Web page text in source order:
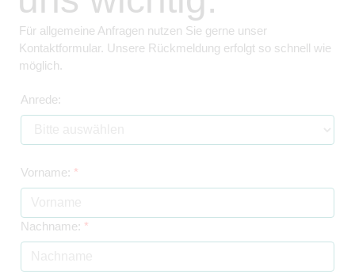
Für allgemeine Anfragen nutzen Sie gerne unser
Kontaktformular. Unsere Rückmeldung erfolgt so schnell wie
möglich.
Anrede:
Vorname: *
Nachname: *